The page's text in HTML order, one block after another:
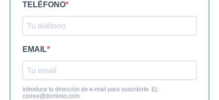
TELÉFONO
EMAIL
Introduce tu dirección de e-mail para suscribirte. Ej.:
correo@dominio.com